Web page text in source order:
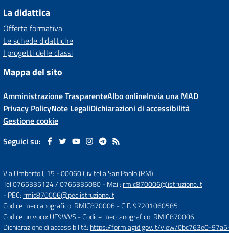
La didattica
Offerta formativa
Le schede didattiche
I progetti delle classi
Mappa del sito
Amministrazione TrasparenteAlbo onlineInvia una MAD
Privacy PolicyNote LegaliDichiarazioni di accessibilità
Gestione cookie
Seguici su:
Via Umberto I, 15 -00060 Civitella San Paolo (RM)
Tel 0765335124 / 0765335080- Mail: rmic870006@istruzione.it
- PEC: rmic870006@pec.istruzione.it
Codice meccanografico: RMIC870006- C.F. 97201060585
Codice univoco: UF9WVS - Codice meccanografico: RMIC870006
Dichiarazione di accessibilità: https://form.agid.gov.it/view/0bc763e0-